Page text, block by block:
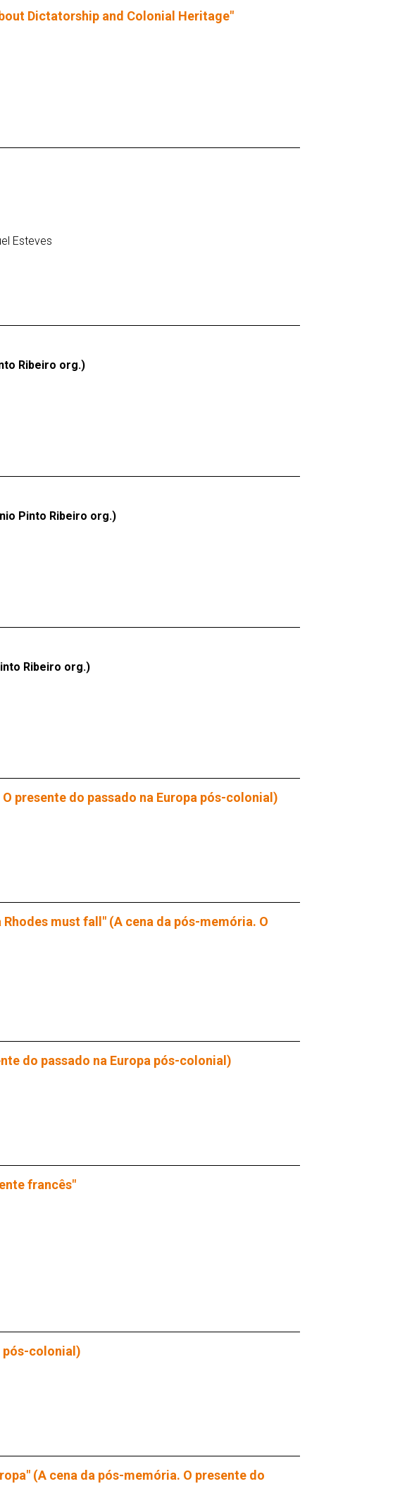
Dictatorship and Colonial Heritage"
Esteves
Ribeiro org.)
Pinto Ribeiro org.)
Ribeiro org.)
presente do passado na Europa pós-colonial)
must fall" (A cena da pós-memória. O
do passado na Europa pós-colonial)
francês"
pós-colonial)
(A cena da pós-memória. O presente do